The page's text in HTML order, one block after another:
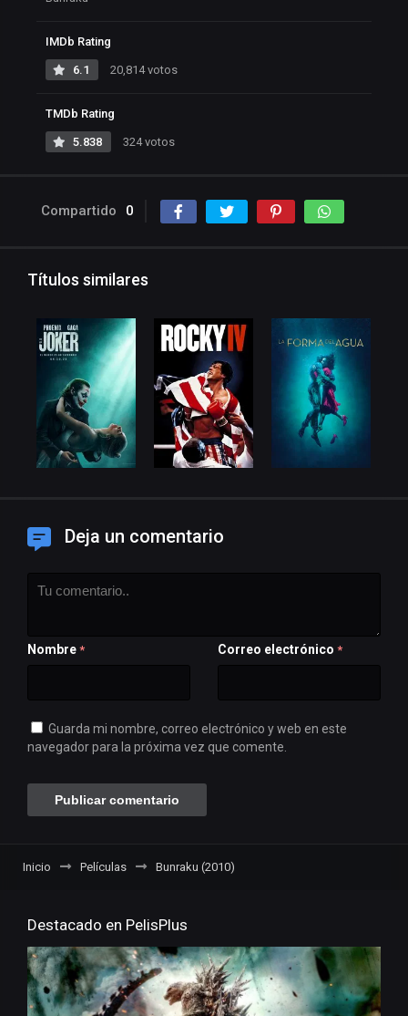
IMDb Rating
6.1 20,814 votos
TMDb Rating
5.838 324 votos
Compartido 0
Títulos similares
Deja un comentario
Nombre * Correo electrónico *
Guarda mi nombre, correo electrónico y web en este
navegador para la próxima vez que comente.
Inicio Películas Bunraku (2010)
Destacado en PelisPlus